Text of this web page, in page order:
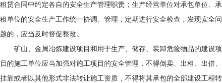
租赁合同中约定各自的安全生产管理职责；生产经营单位对承包单位、承
租单位的安全生产工作统一协调、管理，定期进行安全检查，发现安全问
题的，应当及时督促整改。
矿山、金属冶炼建设项目和用于生产、储存、装卸危险物品的建设项
目的施工单位应当加强对施工项目的安全管理，不得倒卖、出租、出借、
挂靠或者以其他形式非法转让施工资质，不得将其承包的全部建设工程转